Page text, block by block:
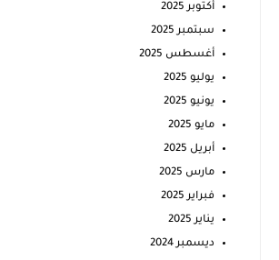
أكتوبر 2025
سبتمبر 2025
أغسطس 2025
يوليو 2025
يونيو 2025
مايو 2025
أبريل 2025
مارس 2025
فبراير 2025
يناير 2025
ديسمبر 2024